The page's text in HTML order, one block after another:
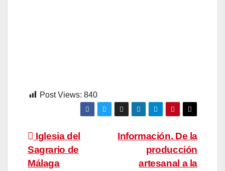
Post Views: 840
Navegación
de
Información. De la
producción
artesanal a la
Iglesia del
Sagrario de
Málaga